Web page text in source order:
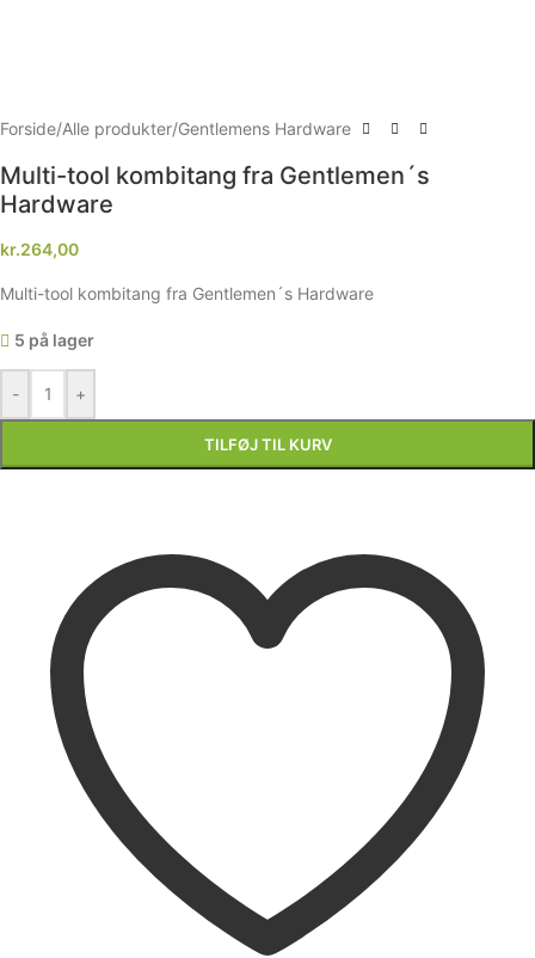
Forside/Alle produkter/Gentlemens Hardware
Multi-tool kombitang fra Gentlemen´s
Hardware
kr.264,00
Multi-tool kombitang fra Gentlemen´s Hardware
5 på lager
- +
TILFØJ TIL KURV